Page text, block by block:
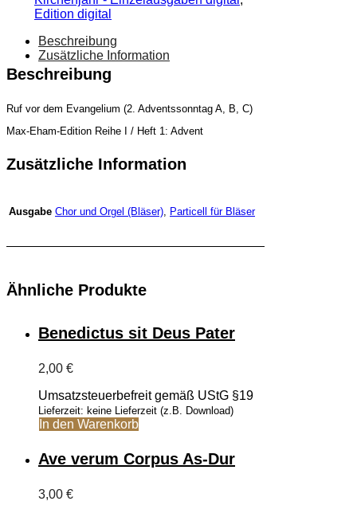
[Digital]
Edition digital
Beschreibung
Zusätzliche Information
Beschreibung
Ruf vor dem Evangelium (2. Adventssonntag A, B, C)
Max-Eham-Edition Reihe I / Heft 1: Advent
Zusätzliche Information
Ausgabe Chor und Orgel (Bläser) Particell für Bläser
Ähnliche Produkte
Benedictus sit Deus Pater
2,00 €
Umsatzsteuerbefreit gemäß UStG §19
Lieferzeit: keine Lieferzeit (z.B. Download)
In den Warenkorb
Ave verum Corpus As-Dur
3,00 €